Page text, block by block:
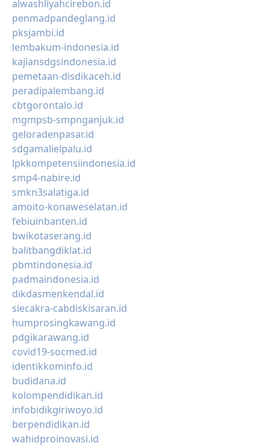
alwashliyahcirebon.id
penmadpandeglang.id
pksjambi.id
lembakum-indonesia.id
kajiansdgsindonesia.id
pemetaan-disdikaceh.id
peradipalembang.id
cbtgorontalo.id
mgmpsb-smpnganjuk.id
geloradenpasar.id
sdgamalielpalu.id
lpkkompetensiindonesia.id
smp4-nabire.id
smkn3salatiga.id
amoito-konaweselatan.id
febiuinbanten.id
bwikotaserang.id
balitbangdiklat.id
pbmtindonesia.id
padmaindonesia.id
dikdasmenkendal.id
siecakra-cabdiskisaran.id
humprosingkawang.id
pdgikarawang.id
covid19-socmed.id
identikkominfo.id
budidana.id
kolompendidikan.id
infobidikgiriwoyo.id
berpendidikan.id
wahidproinovasi.id